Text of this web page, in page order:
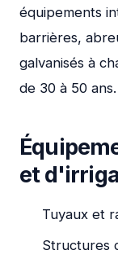
équipements
barrières,
galvanisés à
de 30 à 50 ans.
et
Tuyaux et
Structures